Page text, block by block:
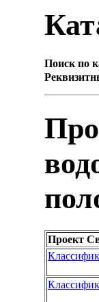
Поиск по
Проект